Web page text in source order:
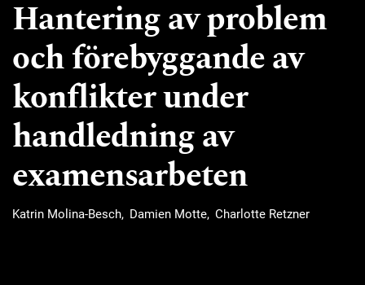
Hantering av problem
och förebyggande av
konflikter under
handledning av
examensarbeten
Katrin Molina-Besch Damien Motte Charlotte Retzner